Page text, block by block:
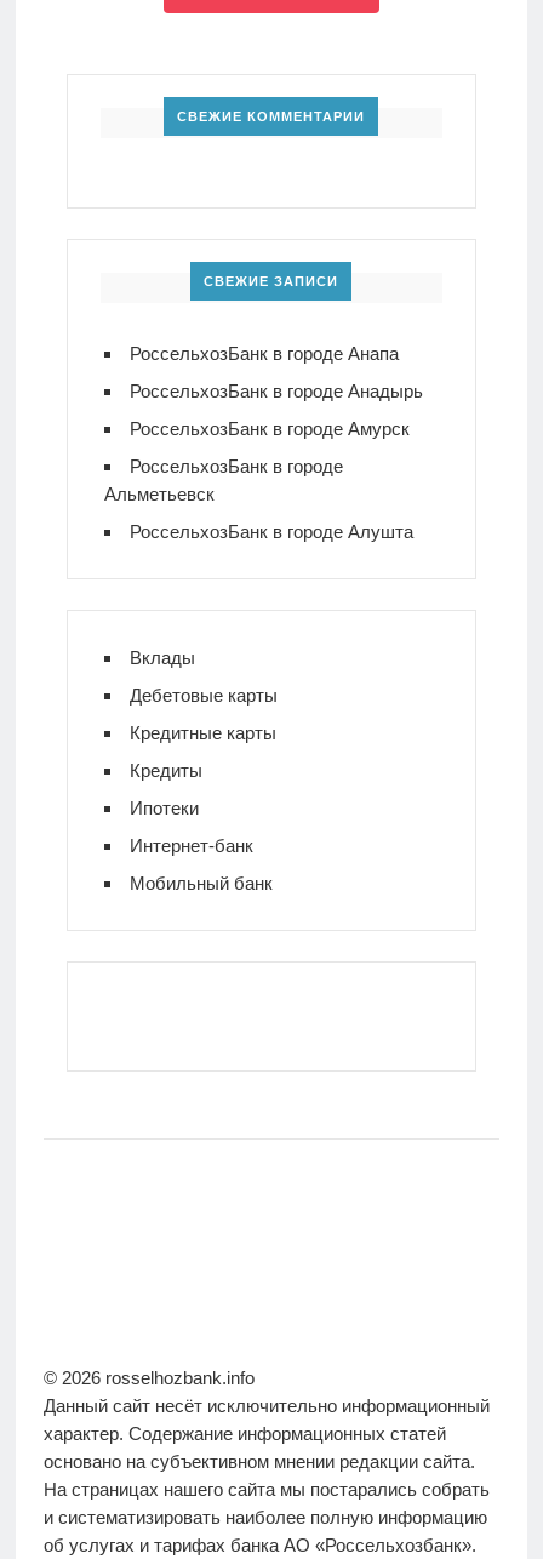
СВЕЖИЕ КОММЕНТАРИИ
СВЕЖИЕ ЗАПИСИ
РоссельхозБанк в городе Анапа
РоссельхозБанк в городе Анадырь
РоссельхозБанк в городе Амурск
РоссельхозБанк в городе
Альметьевск
РоссельхозБанк в городе Алушта
Вклады
Дебетовые карты
Кредитные карты
Кредиты
Ипотеки
Интернет-банк
Мобильный банк
© 2026 rosselhozbank.info
Данный сайт несёт исключительно информационный
характер. Содержание информационных статей
основано на субъективном мнении редакции сайта.
На страницах нашего сайта мы постарались собрать
и систематизировать наиболее полную информацию
об услугах и тарифах банка АО «Россельхозбанк».